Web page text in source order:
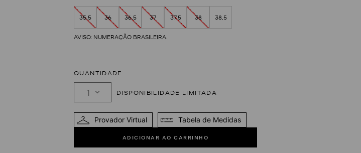
35,5 36 36,5 37 37,5 38 38,5
QUANTIDADE
1
Provador Virtual Tabela de Medidas